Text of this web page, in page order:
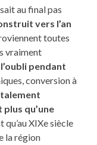
au final pas
vers l’an
toutes
vraiment
pendant
conversion à
qu’une
qu’au XIXe siècle
la région